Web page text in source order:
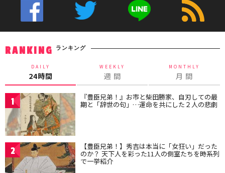
RANKING ランキング
DAILY
24時間
WEEKLY
週 間
MONTHLY
月 間
1 『豊臣兄弟！』お市と柴田勝家、自刃しての最
期と「辞世の句」…運命を共にした２人の悲劇
2 【豊臣兄弟！】秀吉は本当に「女狂い」だった
のか？ 天下人を彩った11人の側室たちを時系列
で一挙紹介